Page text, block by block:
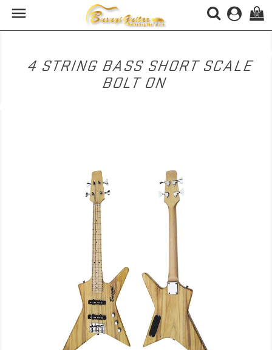
 (0)
4 STRING BASS SHORT SCALE
BOLT ON